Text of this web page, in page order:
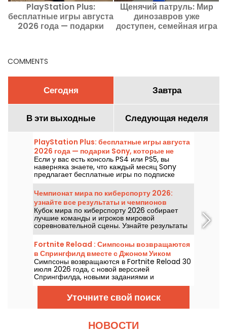
PlayStation Plus:
бесплатные игры августа
2026 года — подарки
Щенячий патруль: Мир
динозавров уже
доступен, семейная игра
COMMENTS
Сегодня Завтра
В эти выходные Следующая неделя
PlayStation Plus: бесплатные игры августа
2026 года — подарки Sony, которые не
стоит пропускать
Если у вас есть консоль PS4 или PS5, вы
наверняка знаете, что каждый месяц Sony
предлагает бесплатные игры по подписке
PlayStation Plus. Итак, какие игры доступны
бесплатно в августе 2026 года? Ознакомьтесь
с подборкой этого месяца.
Чемпионат мира по киберспорту 2026:
узнайте все результаты и чемпионов
каждой финальной встречи
Кубок мира по киберспорту 2026 собирает
лучшие команды и игроков мировой
соревновательной сцены. Узнайте результаты
финалов, счёты матчей, победителей каждого
турнира и расписание предстоящих встреч.
Fortnite Reload : Симпсоны возвращаются
в Спрингфилд вместе с Джоном Уиком
Симпсоны возвращаются в Fortnite Reload 30
июля 2026 года, с новой верссией
Спрингфилда, новыми заданиями и
кроссовером с Джоном Уиком. Обновление
добавит несколько культовых локаций, особый
стиль для знаменитого убийцы и новые
элементы геймплея.
Уточните свой поиск
НОВОСТИ